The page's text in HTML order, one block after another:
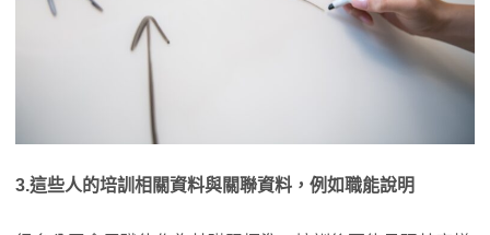
3.這些人的培訓相關資料與關聯資料，例如職能說明